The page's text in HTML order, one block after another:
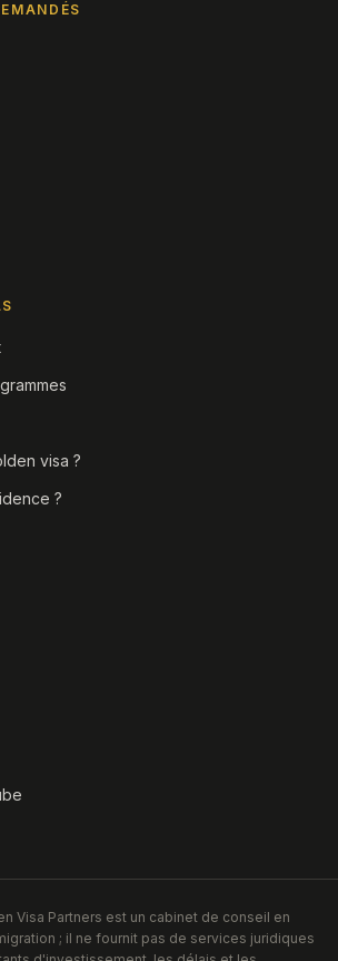
visa ?
?
Visa Partners est un cabinet de conseil en
; il ne fournit pas de services juridiques